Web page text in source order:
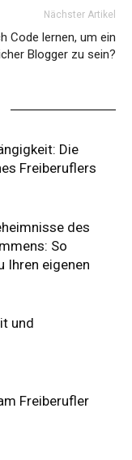
Nächster Artikel
Code lernen, um ein
Blogger zu sein?
Die
Freiberuflers
des
So
Ihren eigenen
und
Freiberufler